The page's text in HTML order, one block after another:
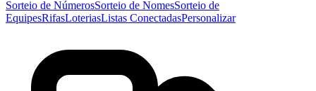
Sorteio de NúmerosSorteio de NomesSorteio de
EquipesRifasLoteriasListas ConectadasPersonalizar